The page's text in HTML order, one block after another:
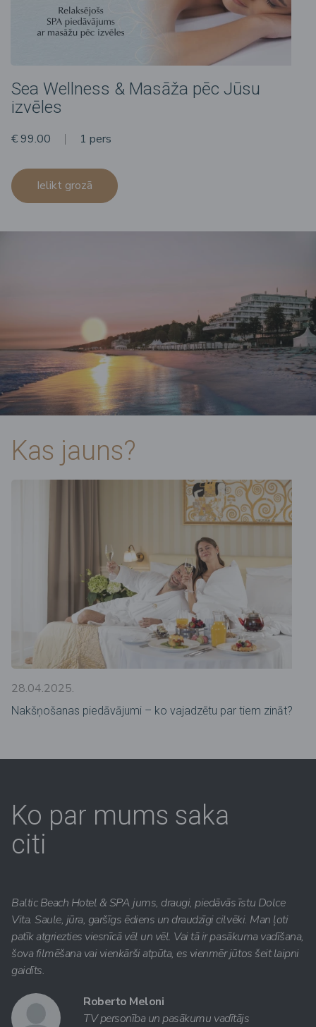
Sea Wellness & Masāža pēc Jūsu
izvēles
€ 99.00 1 pers
Ielikt grozā
Kas jauns?
28.04.2025.
Nakšņošanas piedāvājumi – ko vajadzētu par tiem zināt?
Ko par mums saka
citi
Baltic Beach Hotel & SPA jums, draugi, piedāvās īstu Dolce
Vita. Saule, jūra, garšīgs ēdiens un draudzīgi cilvēki. Man ļoti
patīk atgriezties viesnīcā vēl un vēl. Vai tā ir pasākuma vadīšana,
šova filmēšana vai vienkārši atpūta, es vienmēr jūtos šeit laipni
gaidīts.
Roberto Meloni
TV personība un pasākumu vadītājs